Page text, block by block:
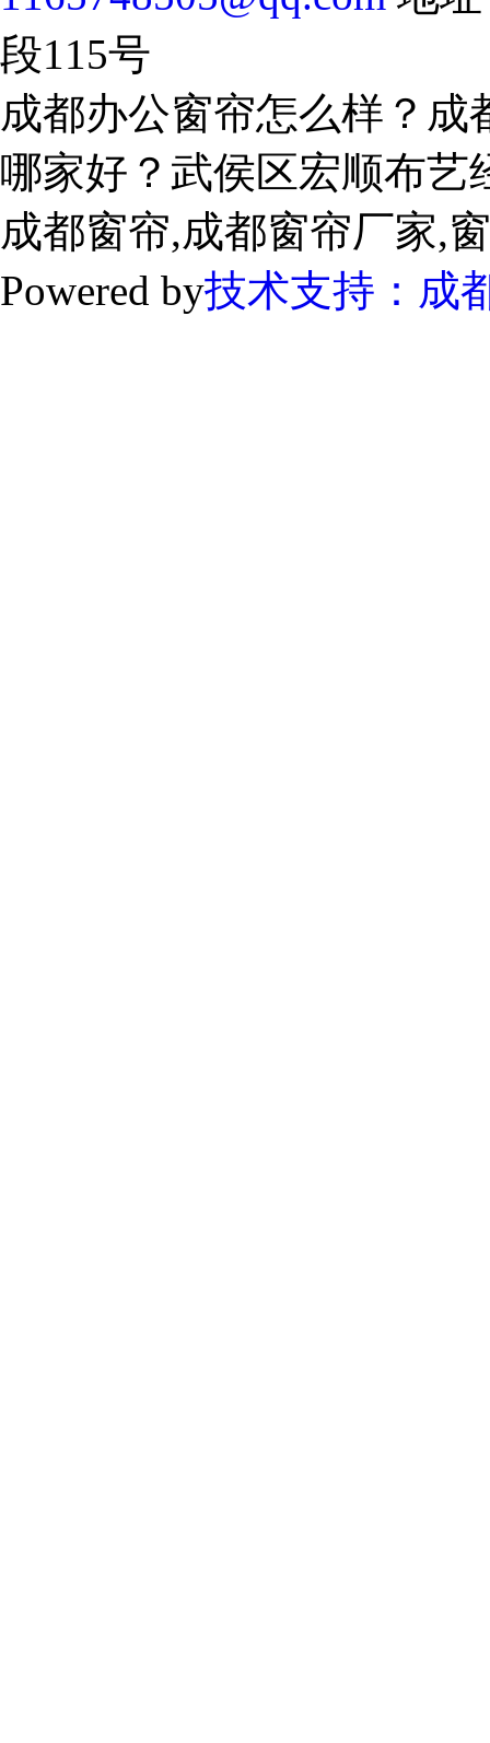
段115号
成都办公窗帘怎么样？
哪家好？武侯区宏顺布艺
成都窗帘,成都窗帘厂家,
Powered by技术支持：成